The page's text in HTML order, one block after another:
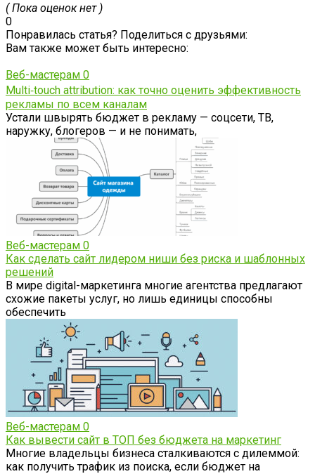
( Пока оценок нет )
0
Понравилась статья? Поделиться с друзьями:
Вам также может быть интересно:
Веб-мастерам 0
Multi‑touch attribution: как точно оценить эффективность
рекламы по всем каналам
Устали швырять бюджет в рекламу — соцсети, ТВ,
наружку, блогеров — и не понимать,
Веб-мастерам 0
Как сделать сайт лидером ниши без риска и шаблонных
решений
В мире digital-маркетинга многие агентства предлагают
схожие пакеты услуг, но лишь единицы способны
обеспечить
Веб-мастерам 0
Как вывести сайт в ТОП без бюджета на маркетинг
Многие владельцы бизнеса сталкиваются с дилеммой:
как получить трафик из поиска, если бюджет на